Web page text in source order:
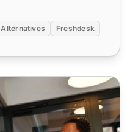
Freshdesk
Alternatives
أفضل 11 ممارسة لإدارة المعرفة